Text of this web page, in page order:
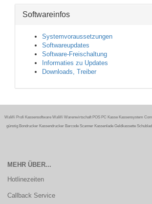
Softwareinfos
Systemvoraussetzungen
Softwareupdates
Software-Freischaltung
Informaties zu Updates
Downloads, Treiber
WaWi Profi Kassensoftware WaWi Warenwirtschaft POS PC Kasse Kassensystem
günstig Bondrucker Kassendrucker Barcode Scanner Kassenlade Geldkassette
MEHR ÜBER...
Hotlinezeiten
Callback Service